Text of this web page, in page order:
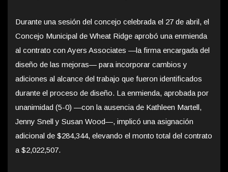
Durante una sesión del concejo celebrada el 27 de abril, el
Concejo Municipal de Wheat Ridge aprobó una enmienda
al contrato con Ayers Associates —la firma encargada del
diseño de las mejoras— para incorporar cambios y
adiciones al alcance del trabajo que fueron identificados
durante el proceso de diseño. La enmienda, aprobada por
unanimidad (5-0) —con la ausencia de Kathleen Martell,
Jenny Snell y Susan Wood—, implicó una asignación
adicional de $284,344, elevando el monto total del contrato
a $2,022,507.